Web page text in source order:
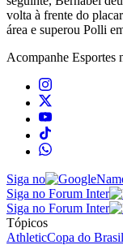
volta à frente do
área e superou Polli
Acompanhe Esportes
Siga no
Siga no Forum Inter
Siga no Forum Inter
Tópicos
AthleticCopa do Brasil